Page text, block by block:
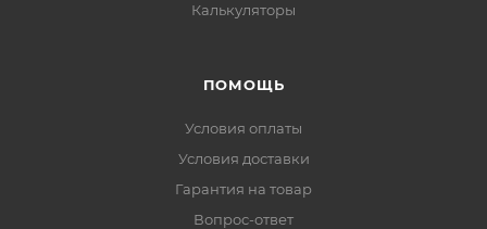
Калькуляторы
ПОМОЩЬ
Условия оплаты
Условия доставки
Гарантия на товар
Вопрос-ответ